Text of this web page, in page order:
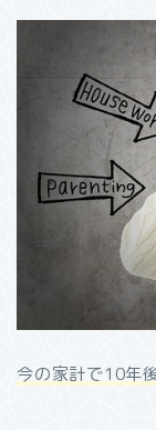
今の家計で10年